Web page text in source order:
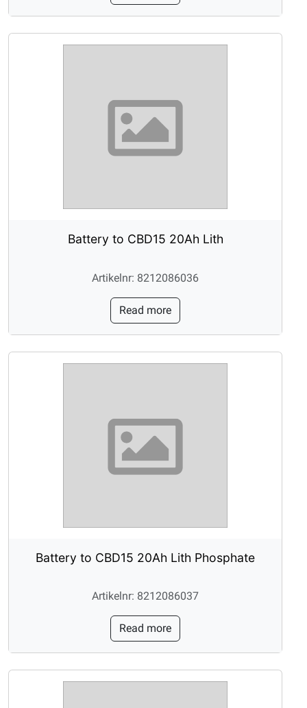
Battery to CBD15 20Ah Lith
Artikelnr: 8212086036
Read more
Battery to CBD15 20Ah Lith Phosphate
Artikelnr: 8212086037
Read more